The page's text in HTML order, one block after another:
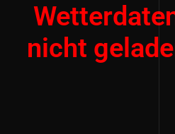
nicht